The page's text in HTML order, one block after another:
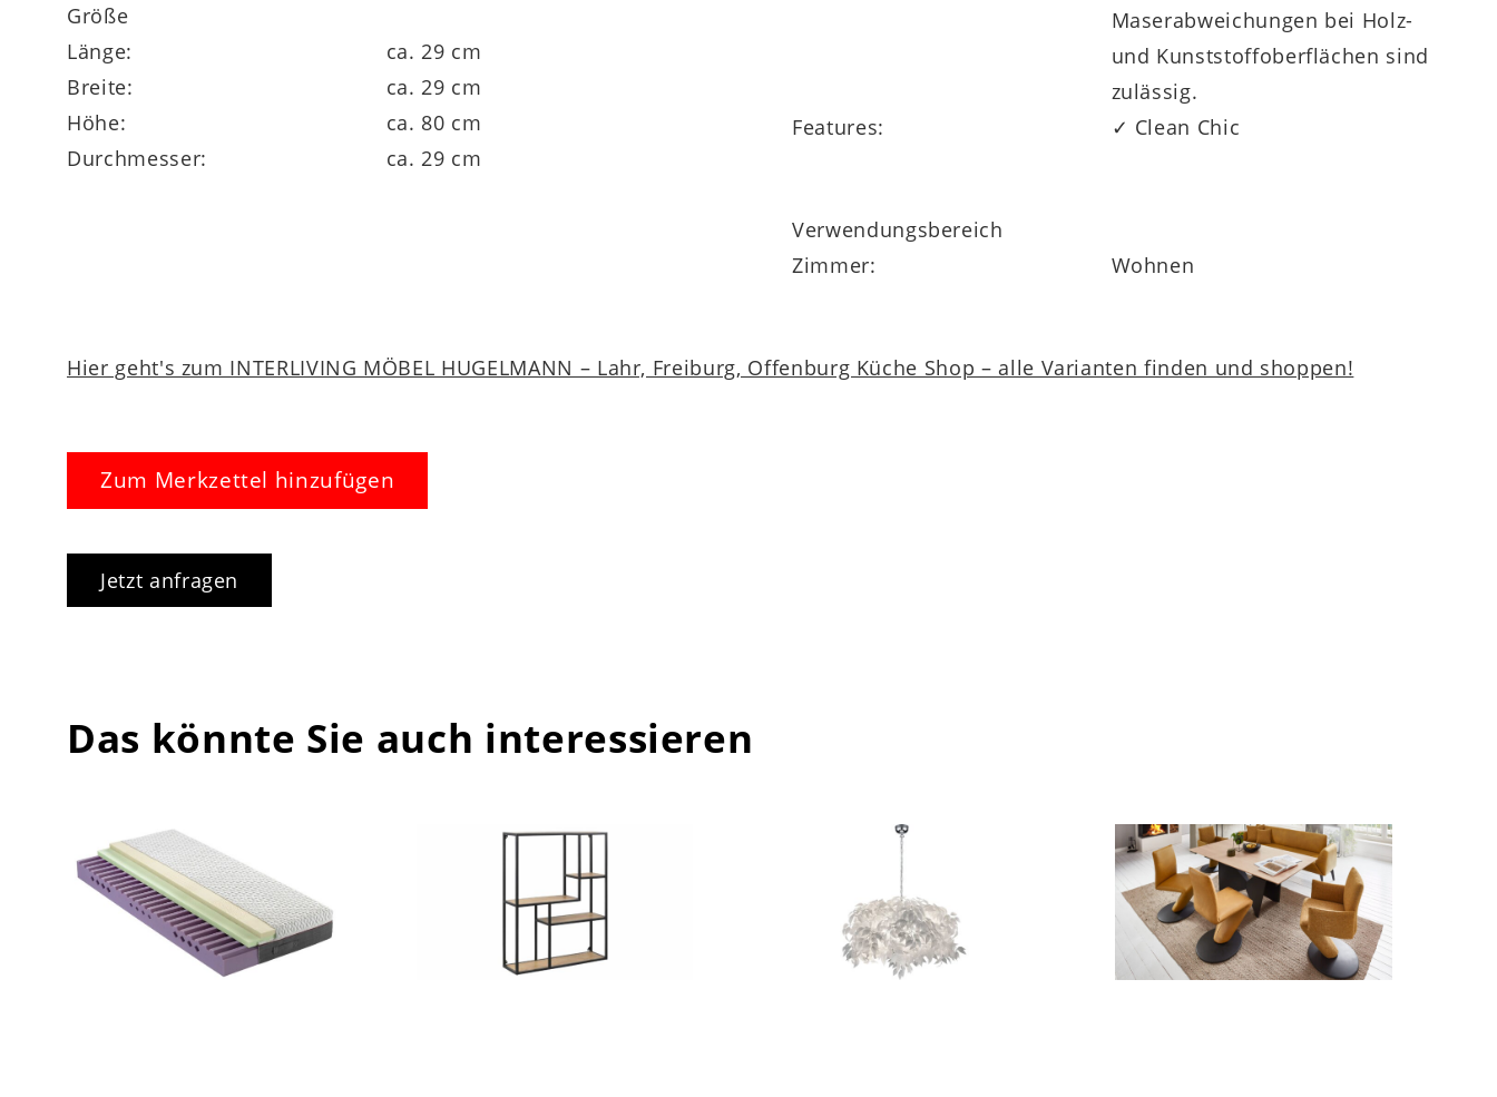
Größe
Länge:
ca. 29 cm
Breite:
ca. 29 cm
Höhe:
ca. 80 cm
Durchmesser:
ca. 29 cm
Maserabweichungen bei Holz-
und Kunststoffoberflächen sind
zulässig.
Features:
✓ Clean Chic
Verwendungsbereich
Zimmer:
Wohnen
Hier geht's zum INTERLIVING MÖBEL HUGELMANN – Lahr, Freiburg, Offenburg Küche Shop – alle Varianten finden und shoppen!
Zum Merkzettel hinzufügen
Jetzt anfragen
Das könnte Sie auch interessieren